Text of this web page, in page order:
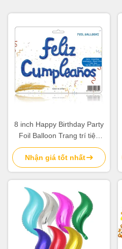
8 inch Happy Birthday Party
Foil Balloon Trang trí tiệc
sinh nhật Tùy chỉnh
Nhận giá tốt nhất